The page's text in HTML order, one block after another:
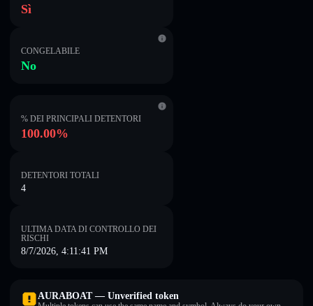
Sì
CONGELABILE
No
% DEI PRINCIPALI DETENTORI
100.00%
DETENTORI TOTALI
4
ULTIMA DATA DI CONTROLLO DEI
RISCHI
8/7/2026, 4:11:41 PM
AURABOAT — Unverified token